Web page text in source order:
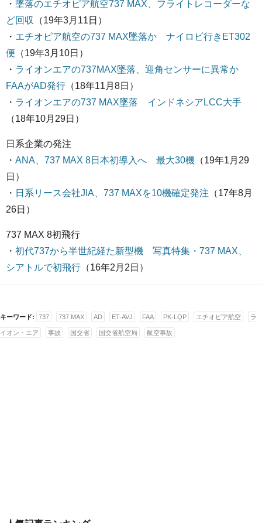
・ 墜落のエチオピア航空737 MAX、フライトレコーダーな
ど回収
（19年3月11日）
・ エチオピア航空の737 MAX墜落か ナイロビ行きET302
便 （19年3月10日）
・ ライオンエアの737MAX墜落、迎角センサーに異常か
FAAがAD発行 （18年11月8日）
・ ライオンエアの737 MAX墜落 インドネシアLCC大手
（18年10月29日）
日系企業の発注
・ ANA、737 MAX 8日本初導入へ 最大30機 （19年1月29
日）
・ 日系リース会社JIA、737 MAXを10機確定発注 （17年8月
26日）
737 MAX 8初飛行
・ 初代737から半世紀経た新型機 写真特集・737 MAX、
シアトルで初飛行 （16年2月2日）
キーワード: 737 737 MAX AD ET-AVJ FAA PK-LQP エチオピア航空 ラ
イオン・エア 事故 国交省 国交省航空局 航空事故